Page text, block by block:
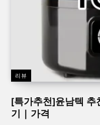
리뷰
[특가추천]윤남텍
기 | 가격